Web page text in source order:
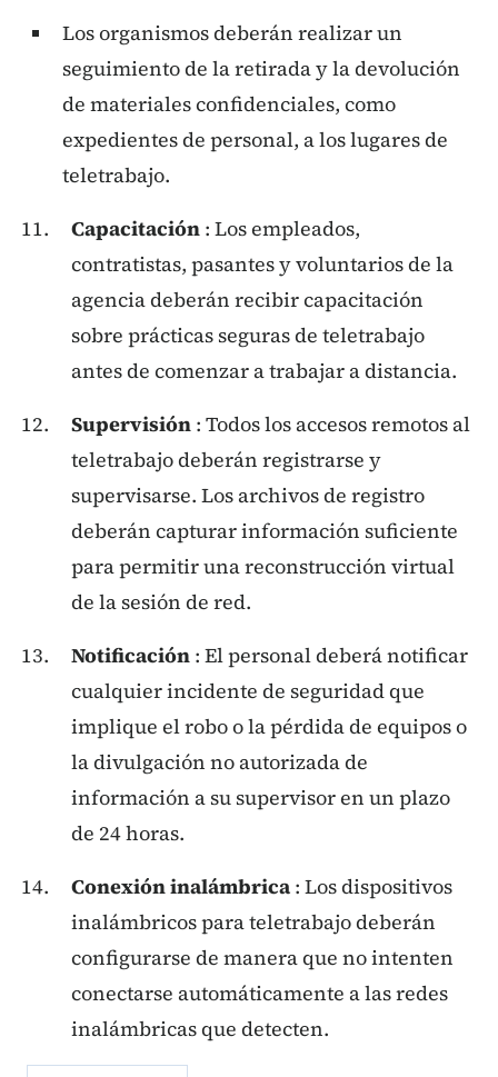
Los organismos deberán realizar un
seguimiento de la retirada y la devolución
de materiales confidenciales, como
expedientes de personal, a los lugares de
teletrabajo.
Capacitación : Los empleados,
contratistas, pasantes y voluntarios de la
agencia deberán recibir capacitación
sobre prácticas seguras de teletrabajo
antes de comenzar a trabajar a distancia.
Supervisión : Todos los accesos remotos al
teletrabajo deberán registrarse y
supervisarse. Los archivos de registro
deberán capturar información suficiente
para permitir una reconstrucción virtual
de la sesión de red.
Notificación : El personal deberá notificar
cualquier incidente de seguridad que
implique el robo o la pérdida de equipos o
la divulgación no autorizada de
información a su supervisor en un plazo
de 24 horas.
Conexión inalámbrica : Los dispositivos
inalámbricos para teletrabajo deberán
configurarse de manera que no intenten
conectarse automáticamente a las redes
inalámbricas que detecten.